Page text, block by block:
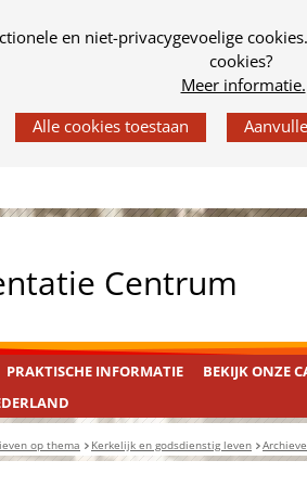
en niet-privacygevoelige
cookies?
Meer informatie.
Centrum
k
i
d
e
PRAKTISCHE INFORMATIE BEKIJK ONZE
op thema Kerkelijk en godsdienstig leven